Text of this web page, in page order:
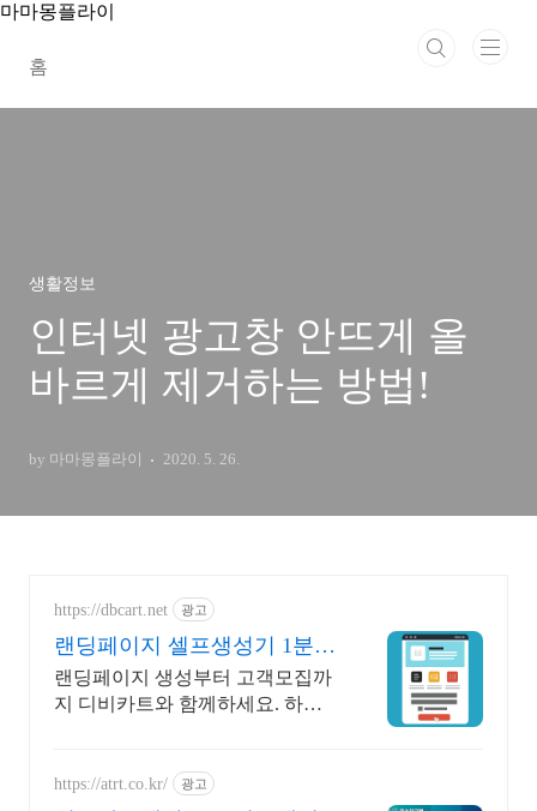
본문 바로가기
마마몽플라이
홈
생활정보
인터넷 광고창 안뜨게 올
바르게 제거하는 방법!
by 마마몽플라이 2020. 5. 26.
https://dbcart.net 광고
랜딩페이지 셀프생성기 1분이
면 랜딩페이지 완성!
랜딩페이지 생성부터 고객모집까
지 디비카트와 함께하세요. 하루
https://atrt.co.kr/ 광고